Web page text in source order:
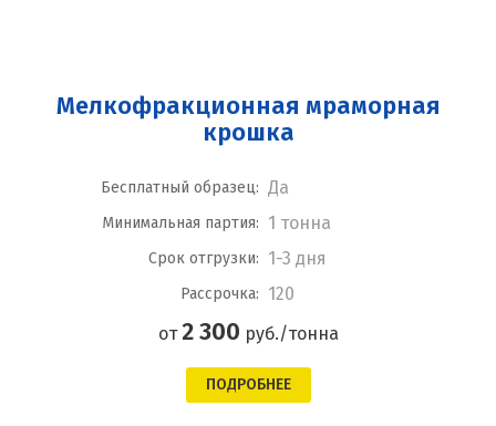
Мелкофракционная мраморная
крошка
Бесплатный образец: Да
Минимальная партия: 1 тонна
Срок отгрузки: 1-3 дня
Рассрочка: 120
от2 300 руб./тонна
ПОДРОБНЕЕ